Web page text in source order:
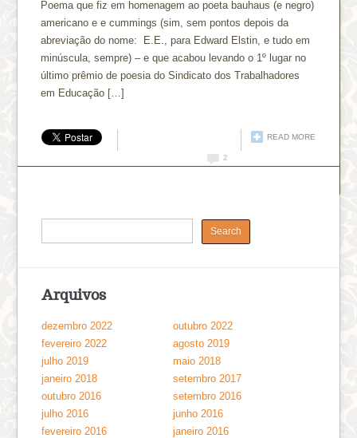
Poema que fiz em homenagem ao poeta bauhaus (e negro)
americano e e cummings (sim, sem pontos depois da
abreviação do nome: E.E., para Edward Elstin, e tudo em
minúscula, sempre) – e que acabou levando o 1º lugar no
último prêmio de poesia do Sindicato dos Trabalhadores
em Educação […]
READ MORE
2
Arquivos
dezembro 2022
outubro 2022
fevereiro 2022
agosto 2019
julho 2019
maio 2018
janeiro 2018
setembro 2017
outubro 2016
setembro 2016
julho 2016
junho 2016
fevereiro 2016
janeiro 2016